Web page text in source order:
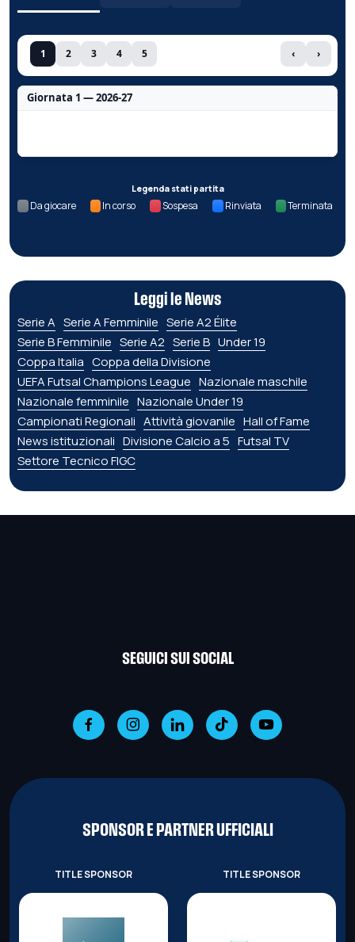
1 2 3 4 5 ‹ ›
Giornata 1 — 2026-27
Legenda stati partita
Da giocare In corso Sospesa Rinviata Terminata
Leggi le News
Serie A Serie A Femminile Serie A2 Élite
Serie B Femminile Serie A2 Serie B Under 19
Coppa Italia Coppa della Divisione
UEFA Futsal Champions League Nazionale maschile
Nazionale femminile Nazionale Under 19
Campionati Regionali Attività giovanile Hall of Fame
News istituzionali Divisione Calcio a 5 Futsal TV
Settore Tecnico FIGC
SEGUICI SUI SOCIAL
SPONSOR E PARTNER UFFICIALI
TITLE SPONSOR TITLE SPONSOR